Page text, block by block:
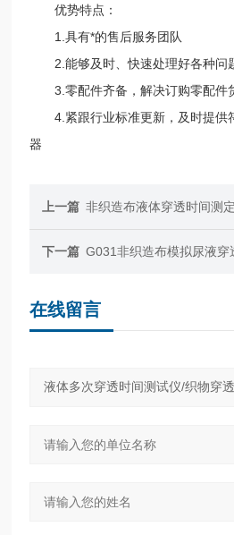
优势特点：
1.具有*的售后服务团队
2.能够及时、快速处理好各种问
3.零配件齐备，解决订购零配件
4.紧跟行业标准更新，及时提供
器
上一篇 非织造布液体穿透时间测
下一篇 G031非织造布模拟尿液穿
在线留言